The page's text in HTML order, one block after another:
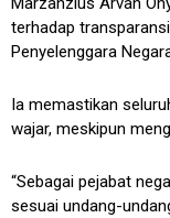
terhadap
Penyelenggara
Ia memastikan
wajar, meskipun
“Sebagai pejabat
sesuai undang-